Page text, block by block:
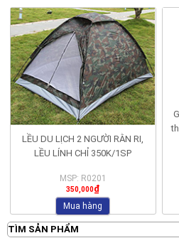
LỀU DU LỊCH 2 NGƯỜI RẰN RI,
LỀU LÍNH CHỈ 350K/1SP
MSP: R0201
350,000₫
Mua hàng
TÌM SẢN PHẨM